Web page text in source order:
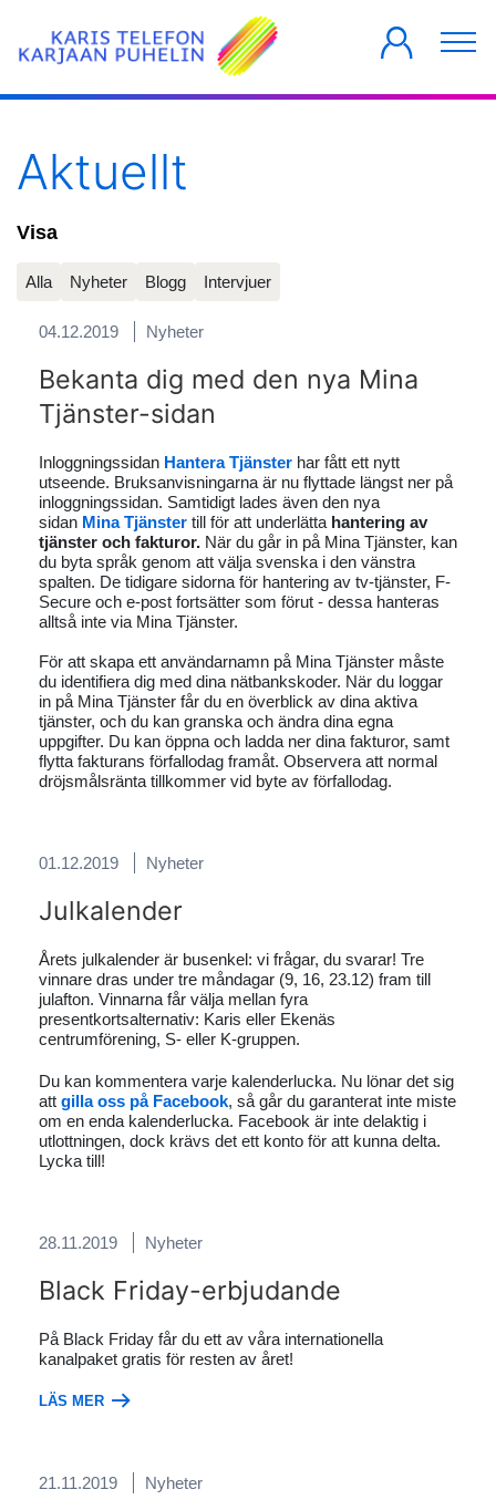
FÖRETAG
Aktuellt
Visa
Alla Nyheter Blogg Intervjuer
04.12.2019 Nyheter
Bekanta dig med den nya Mina
Tjänster-sidan
Inloggningssidan Hantera Tjänster har fått ett nytt
utseende. Bruksanvisningarna är nu flyttade längst ner på
inloggningssidan. Samtidigt lades även den nya
sidan Mina Tjänster till för att underlätta hantering av
tjänster och fakturor. När du går in på Mina Tjänster, kan
du byta språk genom att välja svenska i den vänstra
spalten. De tidigare sidorna för hantering av tv-tjänster, F-
Secure och e-post fortsätter som förut - dessa hanteras
alltså inte via Mina Tjänster.
För att skapa ett användarnamn på Mina Tjänster måste
du identifiera dig med dina nätbankskoder. När du loggar
in på Mina Tjänster får du en överblick av dina aktiva
tjänster, och du kan granska och ändra dina egna
uppgifter. Du kan öppna och ladda ner dina fakturor, samt
flytta fakturans förfallodag framåt. Observera att normal
dröjsmålsränta tillkommer vid byte av förfallodag.
01.12.2019 Nyheter
Julkalender
Årets julkalender är busenkel: vi frågar, du svarar! Tre
vinnare dras under tre måndagar (9, 16, 23.12) fram till
julafton. Vinnarna får välja mellan fyra
presentkortsalternativ: Karis eller Ekenäs
centrumförening, S- eller K-gruppen.
Du kan kommentera varje kalenderlucka. Nu lönar det sig
att gilla oss på Facebook, så går du garanterat inte miste
om en enda kalenderlucka. Facebook är inte delaktig i
utlottningen, dock krävs det ett konto för att kunna delta.
Lycka till!
28.11.2019 Nyheter
Black Friday-erbjudande
På Black Friday får du ett av våra internationella
kanalpaket gratis för resten av året!
LÄS MER
21.11.2019 Nyheter